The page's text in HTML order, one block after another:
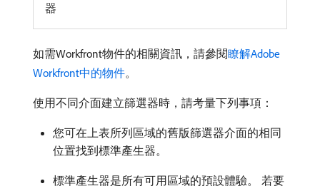
器
如需Workfront物件的相關資訊，請參閱瞭解Adobe
Workfront中的物件。
使用不同介面建立篩選器時，請考量下列事項：
您可在上表所列區域的舊版篩選器介面的相同
位置找到標準產生器。
標準產生器是所有可用區域的預設體驗。 若要